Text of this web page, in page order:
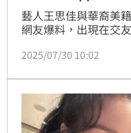
藝人王思佳與華裔美
網友爆料，出現在交
期於IG分享的動態相
盜Joe的照片「配對
2025/07/30 10:02